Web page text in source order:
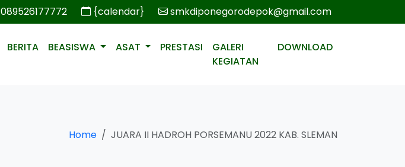
089526177772 {calendar} smkdiponegorodepok@gmail.com
BERITA BEASISWA ASAT PRESTASI
GALERI
KEGIATAN
DOWNLOAD
Home JUARA II HADROH PORSEMANU 2022 KAB. SLEMAN